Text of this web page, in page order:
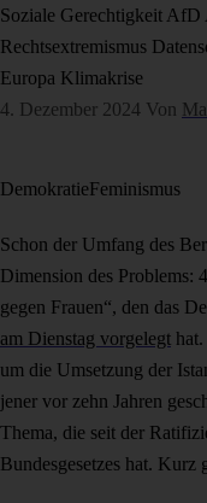
Soziale Gerechtigkeit AfD
Rechtsextremismus
Europa Klimakrise
4. Dezember 2024 Von
DemokratieFeminismus
Schon der Umfang des
Dimension des Problems:
gegen Frauen“, den das
am Dienstag vorgelegt
um die Umsetzung der
jener vor zehn Jahren
Thema, die seit der
Bundesgesetzes hat. Kurz